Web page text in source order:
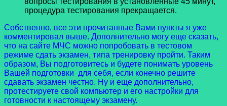
процедура тестирования прекращается.
Собственно, все эти прочитанные Вами пункты я уже
комментировал выше. Дополнительно могу еще сказать,
что на сайте МЧС можно попробовать в тестовом
режиме сдать экзамен, типа тренировку пройти. Таким
образом, Вы подготовитесь и будете понимать уровень
Вашей подготовки для себя, если конечно решите
сдавать экзамен честно. Ну и еще дополнительно,
протестируете свой компьютер и его настройки для
готовности к настоящему экзамену.